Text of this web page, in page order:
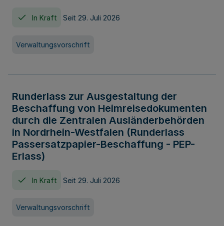
In Kraft Seit 29. Juli 2026
Verwaltungsvorschrift
Runderlass zur Ausgestaltung der
Beschaffung von Heimreisedokumenten
durch die Zentralen Ausländerbehörden
in Nordrhein-Westfalen (Runderlass
Passersatzpapier-Beschaffung - PEP-
Erlass)
In Kraft Seit 29. Juli 2026
Verwaltungsvorschrift